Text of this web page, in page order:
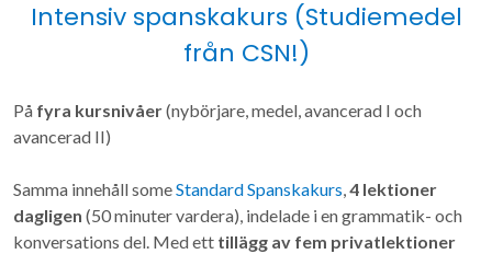
Intensiv spanskakurs (Studiemedel
från CSN!)
På fyra kursnivåer(nybörjare, medel, avancerad I och
avancerad II)
Samma innehåll someStandard Spanskakurs,4 lektioner
dagligen (50 minuter vardera), indelade i en grammatik- och
konversations del. Med ett tillägg av fem privatlektioner